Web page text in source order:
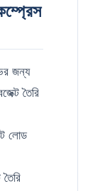
জন্য
তৈরি
লোড